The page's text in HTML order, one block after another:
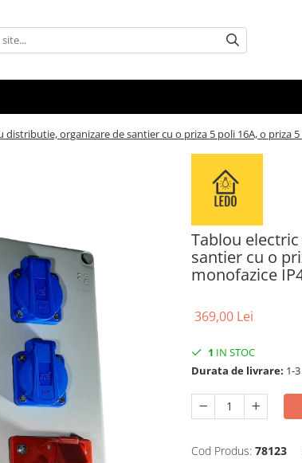
organizare de santier cu o priza 5 poli 16A, o priza
Tablou
santier cu o
monofazice
369,00 Lei
1 IN STOC
Durata de livrare: 1-
Cod Produs: 78123